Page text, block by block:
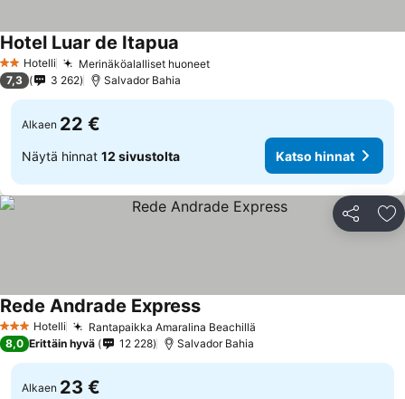
2 Tähtiluokitus
Hotelli Merinäköalalliset huoneet
Hotel Luar de Itapua
7,3 3 262 Salvador Bahia
Alkaen 22 €
Näytä hinnat 12 sivustolta Katso hinnat
Jaa
3 Tähtiluokitus
Hotelli Rantapaikka Amaralina Beachillä
Rede Andrade Express
8,0 Erittäin hyvä 12 228 Salvador Bahia
Alkaen 23 €